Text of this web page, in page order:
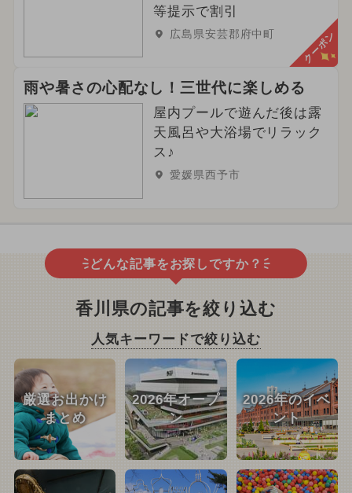
等提示で割引
広島県安芸郡府中町 クーポン
雨や暑さの心配なし！三世代に楽しめる
屋内プールで遊んだ後は露
天風呂や大浴場でリラック
ス♪
愛媛県西予市
どんな記事をお探しですか？
香川県の記事を絞り込む
人気キーワードで絞り込む
厳選お出かけ
まとめ
2026年オープ
ン
2026年のイベ
ント